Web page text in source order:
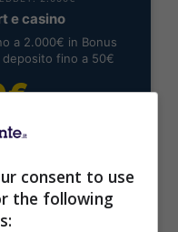
e casino
a 2.000€ in Bonus
deposito fino a 50€
consent to use
the following